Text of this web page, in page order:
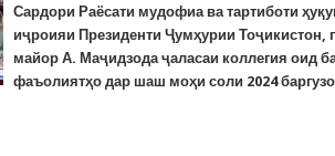
Сардори Раёсати мудофиа ва тартиботи
иҷроияи Президенти Ҷумҳурии Тоҷикистон,
майор А. Маҷидзода ҷаласаи коллегия оид
фаъолиятҳо дар шаш моҳи соли 2024
худро ҷамъбаст кард